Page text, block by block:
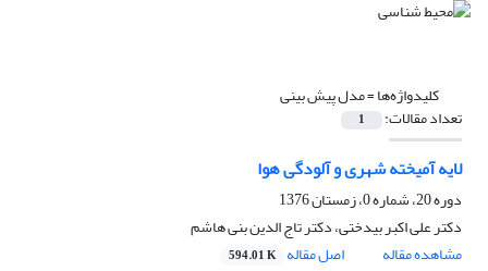
کلیدواژه‌ها =مدل پیش بینی
تعداد مقالات: 1
لایه آمیخته شهری و آلودگی هوا
دوره 20، شماره 0، زمستان 1376
دکتر علی اکبر بیدختی، دکتر تاج الدین بنی هاشم
مشاهده مقاله
اصل مقاله 594.01 K